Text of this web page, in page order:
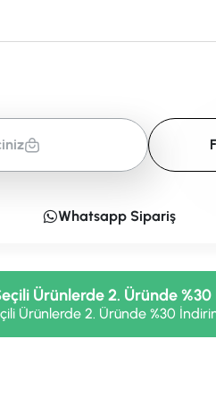
Whatsapp Sipariş
Ürünlerde 2. Üründe
Ürünlerde 2. Üründe %30